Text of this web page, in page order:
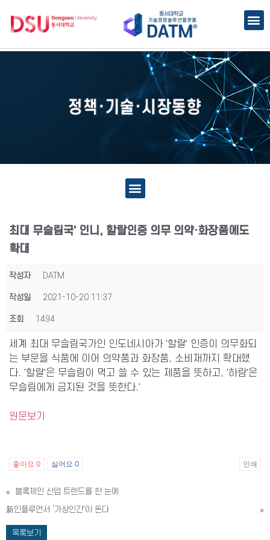
최대 무슬림국' 인니, 할랄인증 의무 의약·화장품에도
확대
작성자 DATM
작성일 2021-10-20 11:37
조회 1494
세계 최대 무슬림국가인 인도네시아가 '할랄' 인증이 의무화되
는 부문을 식품에 이어 의약품과 화장품, 소비재까지 확대했
다. '할랄'은 무슬림이 먹고 쓸 수 있는 제품을 뜻하고, '하람'은
무슬림에게 금지된 것을 뜻한다.'
원문보기
좋아요 0 싫어요 0 인쇄
«
블록체인 산업 트렌드를 한 눈에
新인플루언서 ‘가상인간'이 뜬다
»
목록보기